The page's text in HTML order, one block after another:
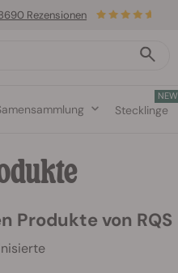
NEW
Stecklinge
Rezensionen
Produkte von RQS